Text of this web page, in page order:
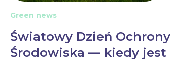
Green news
Światowy Dzień Ochrony
Środowiska — kiedy jest